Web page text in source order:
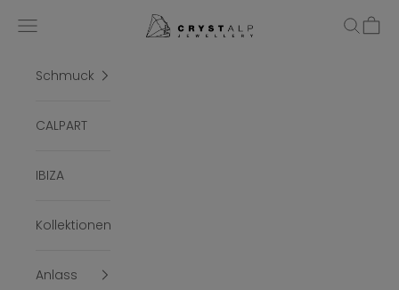
crystalpjewelry
Menü Suchen
Schmuck
CALPART
IBIZA
Kollektionen
Anlass